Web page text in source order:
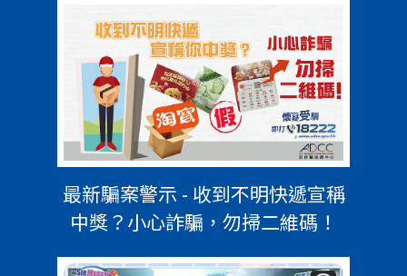
最新騙案警示 - 收到不明快遞宣稱
中獎？小心詐騙，勿掃二維碼！